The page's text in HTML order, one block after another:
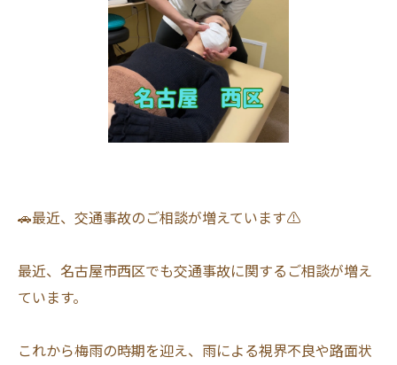
🚗最近、交通事故のご相談が増えています⚠️
最近、名古屋市西区でも交通事故に関するご相談が増え
ています。
これから梅雨の時期を迎え、雨による視界不良や路面状